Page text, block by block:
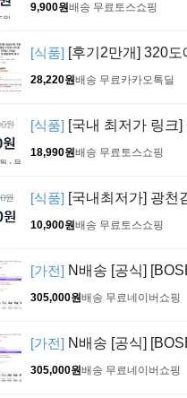
9,900원배송 무료토스쇼핑
[식품] [후기2만개] 320
28,220원배송 무료카카오톡딜
[식품] [국내 최저가 링크
18,990원배송 무료토스쇼핑
[식품] [국내최저가] 광천
10,900원배송 무료토스쇼핑
[가전] N배송 [공식]
305,000원배송 무료네이버쇼핑
[가전] N배송 [공식]
305,000원배송 무료네이버쇼핑